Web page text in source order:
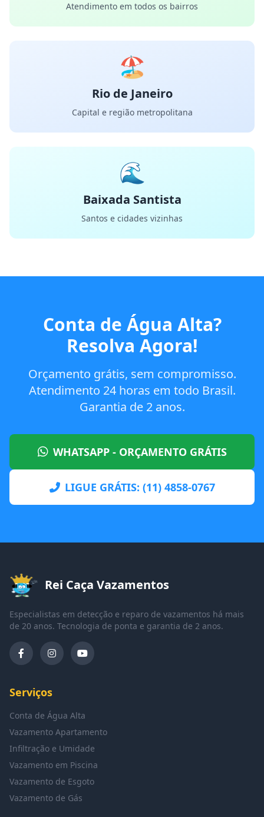
Atendimento em todos os bairros
🏖️
Rio de Janeiro
Capital e região metropolitana
🌊
Baixada Santista
Santos e cidades vizinhas
Conta de Água Alta?
Resolva Agora!
Orçamento grátis, sem compromisso.
Atendimento 24 horas em todo Brasil.
Garantia de 2 anos.
WHATSAPP - ORÇAMENTO GRÁTIS
LIGUE GRÁTIS: (11) 4858-0767
Rei Caça Vazamentos
Especialistas em detecção e reparo de vazamentos há mais
de 20 anos. Tecnologia de ponta e garantia de 2 anos.
Serviços
Conta de Água Alta
Vazamento Apartamento
Infiltração e Umidade
Vazamento em Piscina
Vazamento de Esgoto
Vazamento de Gás